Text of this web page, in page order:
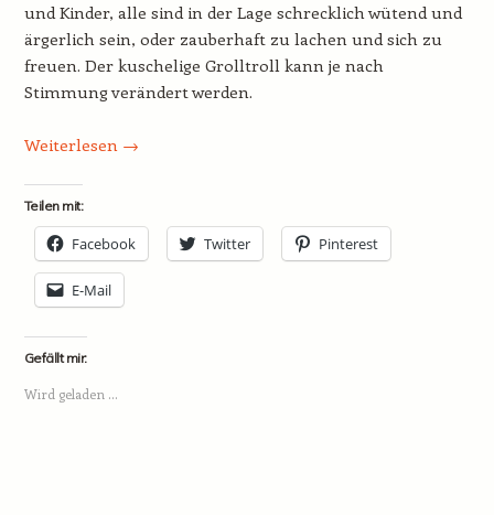
und Kinder, alle sind in der Lage schrecklich wütend und
ärgerlich sein, oder zauberhaft zu lachen und sich zu
freuen. Der kuschelige Grolltroll kann je nach
Stimmung verändert werden.
Weiterlesen →
Teilen mit:
Facebook Twitter Pinterest
E-Mail
Gefällt mir:
Wird geladen …